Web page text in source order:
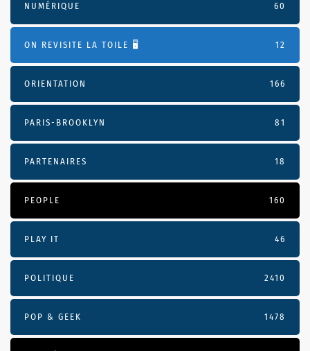
NUMÉRIQUE 60
ON REVISITE LA TOILE 🖥️ 12
ORIENTATION 166
PARIS-BROOKLYN 81
PARTENAIRES 18
PEOPLE 160
PLAY IT 46
POLITIQUE 2410
POP & GEEK 1478